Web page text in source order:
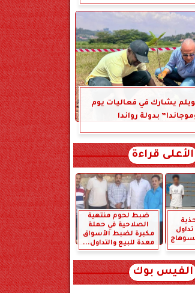
يشارك في فعاليات يوم
بدولة رواندا
الأعلى قراءة
ضبط لحوم منتهية
الصلاحية في حملة
مكبرة لضبط الأسواق
معدة للبيع والتداول...
الفيس بوك